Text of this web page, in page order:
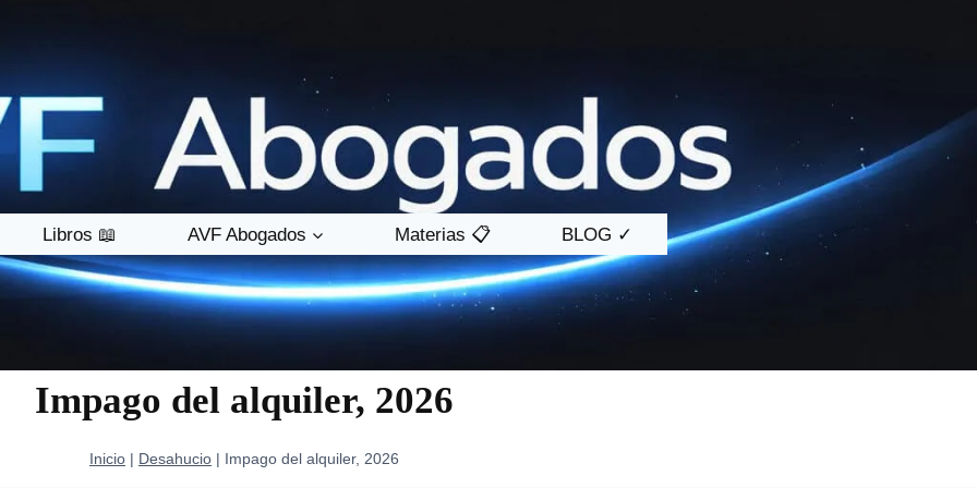
Libros 📖 AVF Abogados Materias 📋 BLOG ✓
Impago del alquiler, 2026
Inicio | Desahucio | Impago del alquiler, 2026